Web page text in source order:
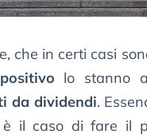
che in certi casi
lo stanno
da dividendi.
il caso di fare il